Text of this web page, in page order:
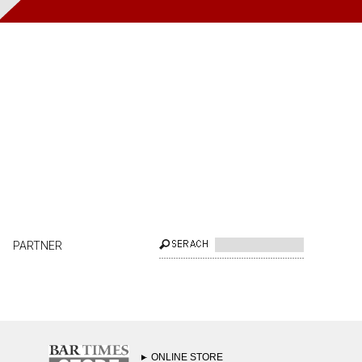
PARTNER
ONLINE STORE